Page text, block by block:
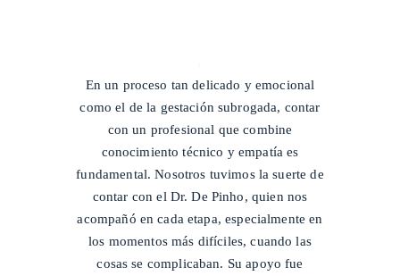
En un proceso tan delicado y emocional
como el de la gestación subrogada, contar
con un profesional que combine
conocimiento técnico y empatía es
fundamental. Nosotros tuvimos la suerte de
contar con el Dr. De Pinho, quien nos
acompañó en cada etapa, especialmente en
los momentos más difíciles, cuando las
cosas se complicaban. Su apoyo fue